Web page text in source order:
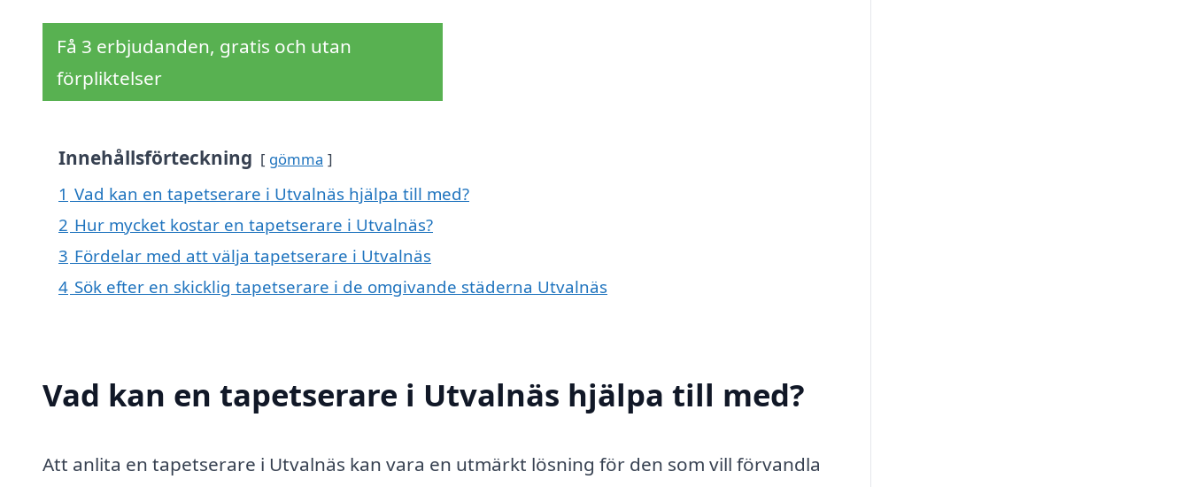
Få 3 erbjudanden, gratis och utan
förpliktelser
Innehållsförteckning gömma
1 Vad kan en tapetserare i Utvalnäs hjälpa till med?
2 Hur mycket kostar en tapetserare i Utvalnäs?
3 Fördelar med att välja tapetserare i Utvalnäs
4 Sök efter en skicklig tapetserare i de omgivande städerna Utvalnäs
Vad kan en tapetserare i Utvalnäs hjälpa till med?
Att anlita en tapetserare i Utvalnäs kan vara en utmärkt lösning för den som vill förvandla